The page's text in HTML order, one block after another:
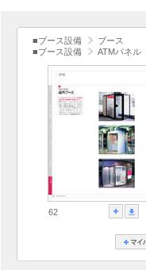
■ブース設備
ブース
■ブース設備
ATMパネル
62